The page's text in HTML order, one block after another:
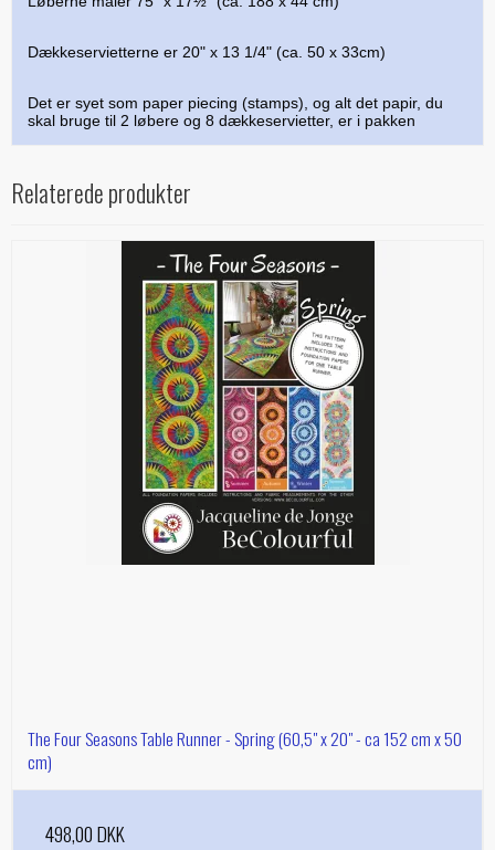
Dækkeservietterne er 20" x 13 1/4" (ca. 50 x 33cm)
Det er syet som paper piecing (stamps), og alt det papir, du
skal bruge til 2 løbere og 8 dækkeservietter, er i pakken
Relaterede produkter
The Four Seasons Table Runner - Spring (60,5" x 20" - ca 152 cm x 50
cm)
498,00 DKK